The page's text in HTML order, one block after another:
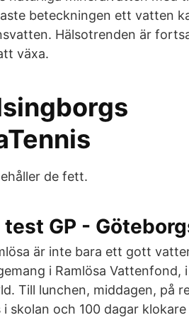
beteckningen ett vatten
Hälsotrenden är
växa.
de fett.
GP -
är inte bara ett gott
i Ramlösa Vattenfond,
Till lunchen, middagen, på
skolan och 100 dagar